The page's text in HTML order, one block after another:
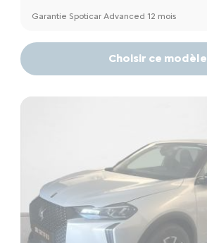
Garantie Spoticar Advanced 12 mois
Choisir ce modèle